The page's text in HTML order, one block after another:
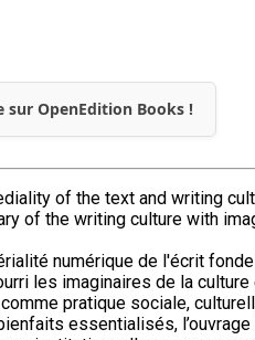
sur OpenEdition Books !
of the text and writing
of the writing culture with
numérique de l'écrit
les imaginaires de la
pratique sociale,
essentialisés,